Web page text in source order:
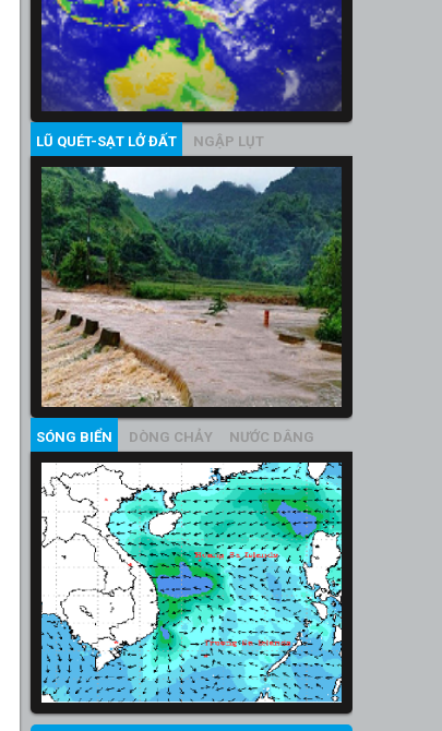
LŨ QUÉT-SẠT LỞ ĐẤT NGẬP LỤT
SÓNG BIỂN DÒNG CHẢY NƯỚC DÂNG